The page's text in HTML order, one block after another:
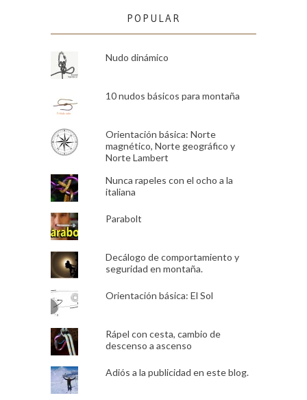
POPULAR
Nudo dinámico
10 nudos básicos para montaña
Orientación básica: Norte
magnético, Norte geográfico y
Norte Lambert
Nunca rapeles con el ocho a la
italiana
Parabolt
Decálogo de comportamiento y
seguridad en montaña.
Orientación básica: El Sol
Rápel con cesta, cambio de
descenso a ascenso
Adiós a la publicidad en este blog.